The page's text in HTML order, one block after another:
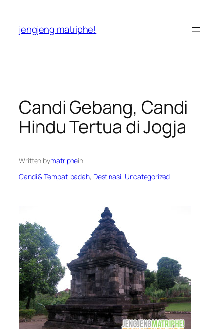
content
jengjeng matriphe!
Candi Gebang, Candi
Hindu Tertua di Jogja
Written bymatriphein
Candi & Tempat Ibadah, Destinasi, Uncategorized